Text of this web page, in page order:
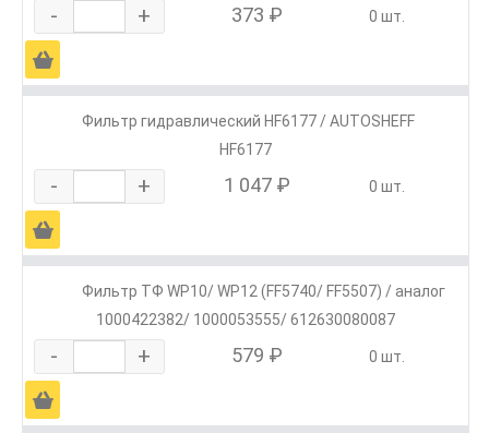
- + 373 ₽ 0 шт.
Ä
Фильтр гидравлический HF6177 / AUTOSHEFF
HF6177
- + 1 047 ₽ 0 шт.
Ä
Фильтр ТФ WP10/ WP12 (FF5740/ FF5507) / аналог
1000422382/ 1000053555/ 612630080087
- + 579 ₽ 0 шт.
Ä